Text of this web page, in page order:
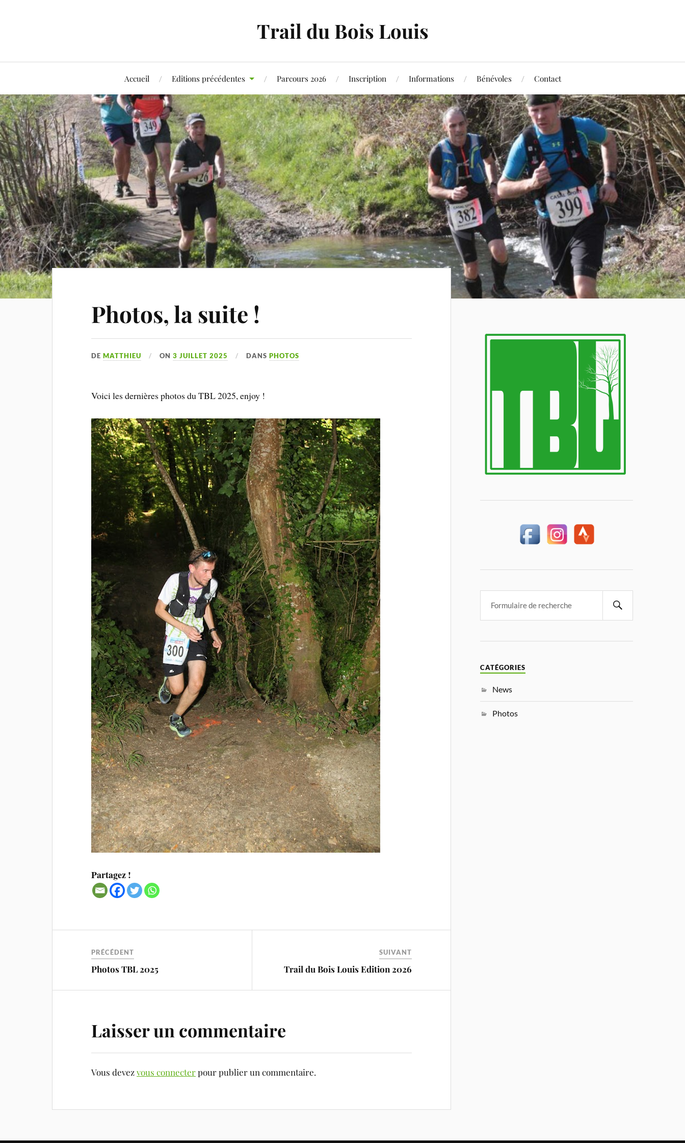
Trail du Bois Louis
Accueil Editions précédentes Parcours 2026 Inscription Informations Bénévoles Contact
Photos, la suite !
DEMATTHIEU ON3 JUILLET 2025 DANSPHOTOS
Voici les dernières photos du TBL 2025, enjoy !
Partagez !
PRÉCÉDENT
Photos TBL 2025
SUIVANT
Trail du Bois Louis Edition 2026
Laisser un commentaire
Vous devezvous connecterpour publier un commentaire.
CATÉGORIES
News
Photos